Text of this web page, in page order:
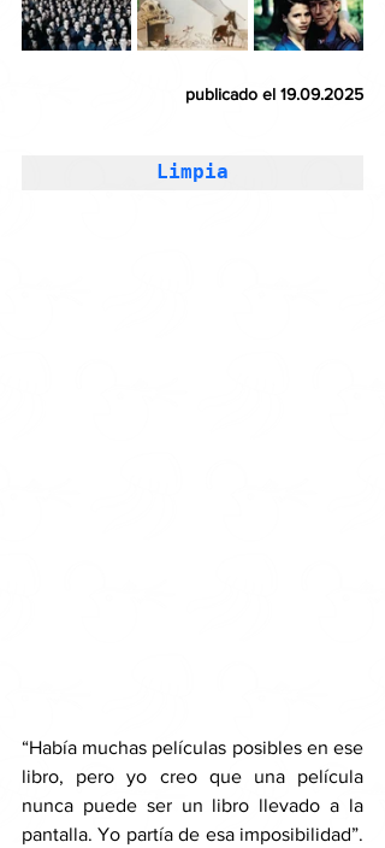
publicado el 19.09.2025
Limpia
“Había muchas películas posibles en ese
libro, pero yo creo que una película
nunca puede ser un libro llevado a la
pantalla. Yo partía de esa imposibilidad”.